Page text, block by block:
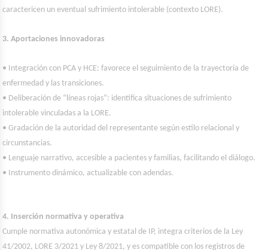
caractericen un eventual sufrimiento intolerable (contexto LORE).
3. Aportaciones innovadoras
• Integración con PCA y HCE: favorece el seguimiento de la trayectoria de
enfermedad y las transiciones.
• Deliberación de “líneas rojas”: identifica situaciones de sufrimiento
intolerable vinculadas a la LORE.
• Gradación de la autoridad del representante según estilo relacional y
circunstancias.
• Lenguaje narrativo, accesible a pacientes y familias, facilitando el diálogo.
• Instrumento dinámico, actualizable con adendas.
4. Inserción normativa y operativa
Cumple normativa autonómica y estatal de IP, integra criterios de la Ley
41/2002, LORE 3/2021 y Ley 8/2021, y es compatible con los registros de